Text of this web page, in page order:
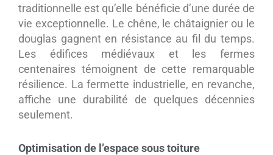
traditionnelle est qu’elle bénéficie d’une durée de
vie exceptionnelle. Le chêne, le châtaignier ou le
douglas gagnent en résistance au fil du temps.
Les édifices médiévaux et les fermes
centenaires témoignent de cette remarquable
résilience. La fermette industrielle, en revanche,
affiche une durabilité de quelques décennies
seulement.
Optimisation de l’espace sous toiture